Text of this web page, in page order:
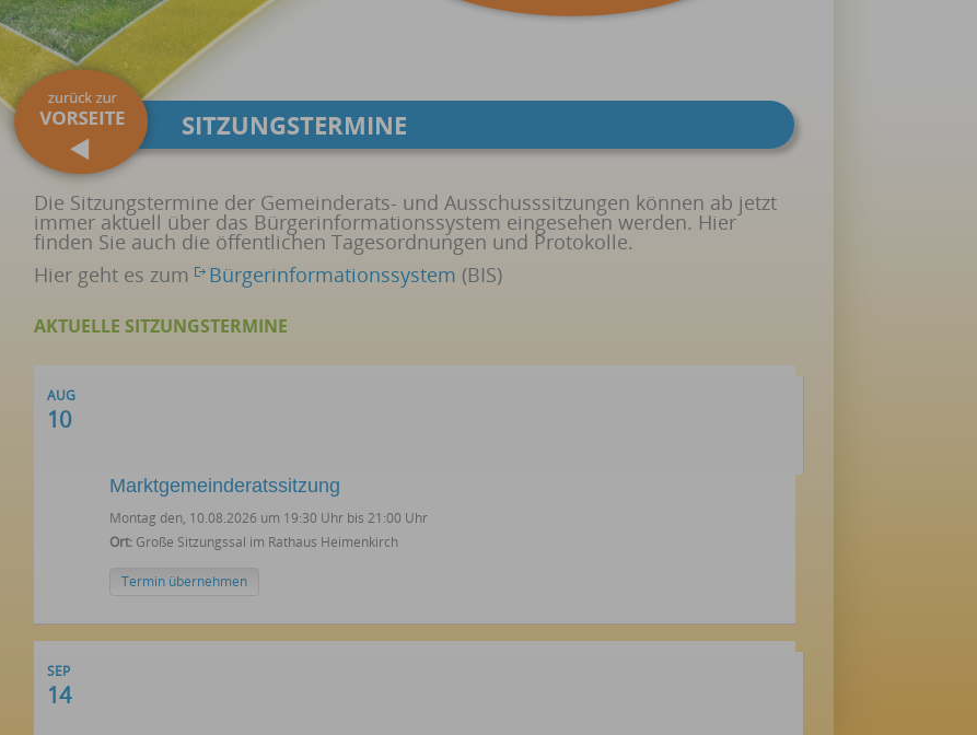
SITZUNGSTERMINE
Die Sitzungstermine der Gemeinderats- und Ausschusssitzungen können ab jetzt
immer aktuell über das Bürgerinformationssystem eingesehen werden. Hier
finden Sie auch die öffentlichen Tagesordnungen und Protokolle.
Hier geht es zum
Bürgerinformationssystem (BIS)
AKTUELLE SITZUNGSTERMINE
AUG
10
Marktgemeinderatssitzung
Montag den, 10.08.2026 um 19:30 Uhr bis 21:00 Uhr
Ort:Große Sitzungssal im Rathaus Heimenkirch
Termin übernehmen
SEP
14